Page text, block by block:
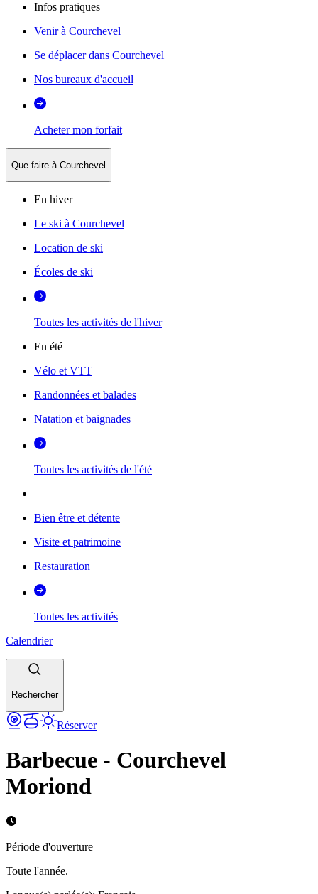
Infos pratiques
Venir à Courchevel
Se déplacer dans Courchevel
Nos bureaux d'accueil
Acheter mon forfait
Que faire à Courchevel
En hiver
Le ski à Courchevel
Location de ski
Écoles de ski
Toutes les activités de l'hiver
En été
Vélo et VTT
Randonnées et balades
Natation et baignades
Toutes les activités de l'été
Bien être et détente
Visite et patrimoine
Restauration
Toutes les activités
Calendrier
Rechercher
Réserver
Barbecue - Courchevel
Moriond
Période d'ouverture
Toute l'année.